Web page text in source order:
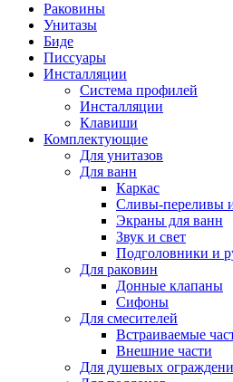
Раковины
Унитазы
Биде
Писсуары
Инсталляции
Система профилей
Инсталляции
Клавиши
Комплектующие
Для унитазов
Для ванн
Каркас
Сливы-переливы
Экраны для ванн
Звук и свет
Подголовники и
Для раковин
Донные клапаны
Сифоны
Для смесителей
Встраиваемые
Внешние части
Для душевых